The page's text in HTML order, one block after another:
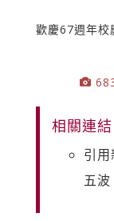
歡慶67週年校
相關連
引
五波